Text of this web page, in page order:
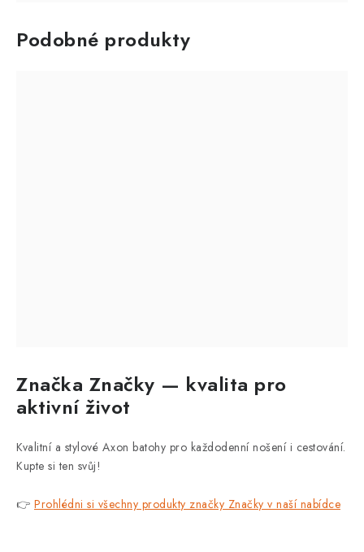
Podobné produkty
Značka Značky — kvalita pro
aktivní život
Kvalitní a stylové Axon batohy pro každodenní nošení i cestování.
Kupte si ten svůj!
👉 Prohlédni si všechny produkty značky Značky v naší nabídce